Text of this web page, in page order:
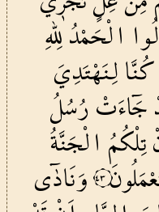
الْحَمْدُلِلّٰهِ
كُنَّالِنَهْتَدِيَ
جَٓاءَتْرُسُلُ
تِلْكُمُ الْجَنَّةُ
٤٣ وَنَادٰٓى